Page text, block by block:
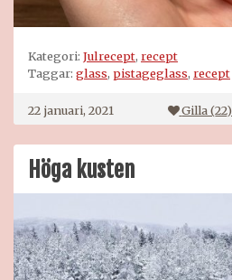
Kategori: Julrecept, recept
Taggar: glass, pistageglass, recept
22 januari, 2021 Gilla (22)
Höga kusten